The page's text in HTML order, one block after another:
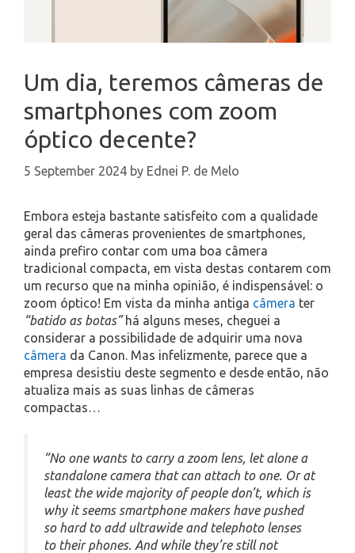
Um dia, teremos câmeras de
smartphones com zoom
óptico decente?
5 September 2024 by Ednei P. de Melo
Embora esteja bastante satisfeito com a qualidade
geral das câmeras provenientes de smartphones,
ainda prefiro contar com uma boa câmera
tradicional compacta, em vista destas contarem com
um recurso que na minha opinião, é indispensável: o
zoom óptico! Em vista da minha antiga câmera ter
“batido as botas”há alguns meses, cheguei a
considerar a possibilidade de adquirir uma nova
câmera da Canon. Mas infelizmente, parece que a
empresa desistiu deste segmento e desde então, não
atualiza mais as suas linhas de câmeras
compactas…
“No one wants to carry a zoom lens, let alone a
standalone camera that can attach to one. Or at
least the wide majority of people don’t, which is
why it seems smartphone makers have pushed
so hard to add ultrawide and telephoto lenses
to their phones. And while they’re still not